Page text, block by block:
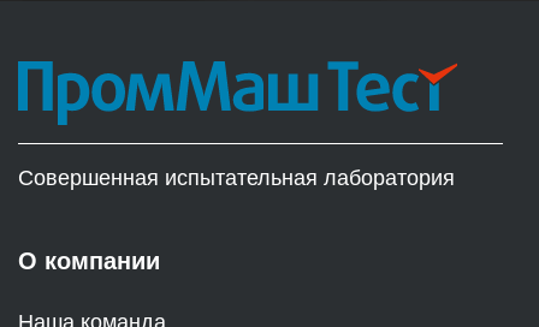
Совершенная испытательная лаборатория
О компании